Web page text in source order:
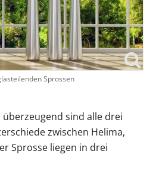
Sprossen
sind alle drei
zwischen Helima,
Sprosse liegen in drei